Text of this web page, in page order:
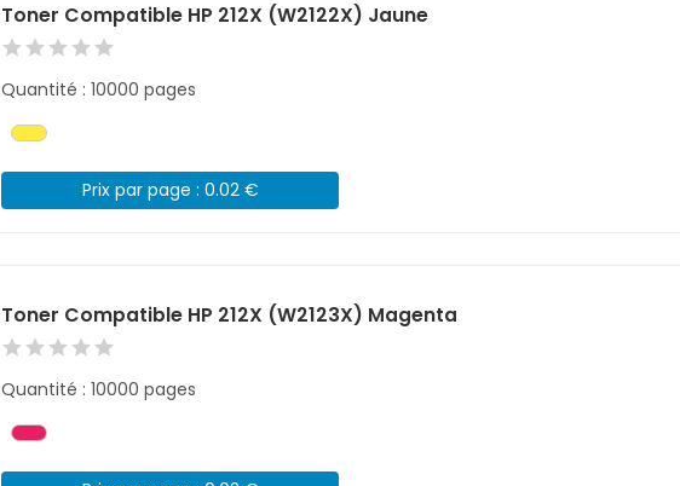
Toner Compatible HP 212X (W2122X) Jaune
Quantité : 10000 pages
Prix par page : 0.02 €
Toner Compatible HP 212X (W2123X) Magenta
Quantité : 10000 pages